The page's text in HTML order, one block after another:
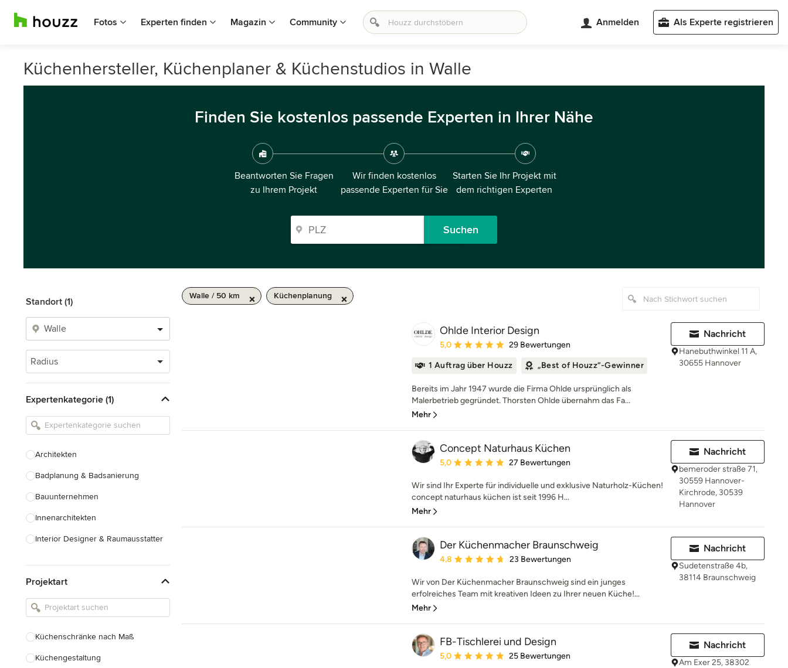
Fotos Experten finden Magazin Community Anmelden Als Experte registrieren
Küchenhersteller, Küchenplaner & Küchenstudios in Walle
Finden Sie kostenlos passende Experten in Ihrer Nähe
Beantworten Sie Fragen
zu Ihrem Projekt
Wir finden kostenlos
passende Experten für Sie
Starten Sie Ihr Projekt mit
dem richtigen Experten
Suchen
Standort (1)
Radius
Expertenkategorie (1)
Architekten
Badplanung & Badsanierung
Bauunternehmen
Innenarchitekten
Interior Designer & Raumausstatter
Landschaftsarchitekten
Armaturen & Sanitärbedarf
Projektart
Küchenschränke nach Maß
Küchengestaltung
Walle / 50 km Küchenplanung
Ohlde Interior Design
Durchschnittliche Bewertung: 5 von 5 Sternen
5,0 29 Bewertungen
1 Auftrag über Houzz „Best of Houzz“-Gewinner
Bereits im Jahr 1947 wurde die Firma Ohlde ursprünglich als
Malerbetrieb gegründet. Thorsten Ohlde übernahm das Fa...
Mehr
Nachricht
Hanebuthwinkel 11 A,
30655 Hannover
Concept Naturhaus Küchen
Durchschnittliche Bewertung: 5 von 5 Sternen
5,0 27 Bewertungen
Wir sind Ihr Experte für individuelle und exklusive Naturholz-Küchen!
concept naturhaus küchen ist seit 1996 H...
Mehr
Nachricht
bemeroder straße 71,
30559 Hannover-
Kirchrode, 30539
Hannover
Der Küchenmacher Braunschweig
Durchschnittliche Bewertung: 4.8 von 5 Sternen
4,8 23 Bewertungen
Wir von Der Küchenmacher Braunschweig sind ein junges
erfolreiches Team mit kreativen Ideen zu Ihrer neuen Küche!...
Mehr
Nachricht
Sudetenstraße 4b,
38114 Braunschweig
FB-Tischlerei und Design
Durchschnittliche Bewertung: 5 von 5 Sternen
5,0 25 Bewertungen
Nachricht
Am Exer 25, 38302